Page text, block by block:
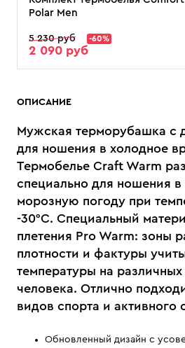
Polar Men
5 230 руб -60%
2 090 руб
ОПИСАНИЕ
Мужская терморубашка с
для ношения в холодное
Термобелье Craft Warm
специально для ношения
морозную погоду при
-30°С. Специальный
плетения Pro Warm: зоны
плотности и фактуры
температуры на различных
человека. Отлично
видов спорта и активного
Обновленный дизайн с